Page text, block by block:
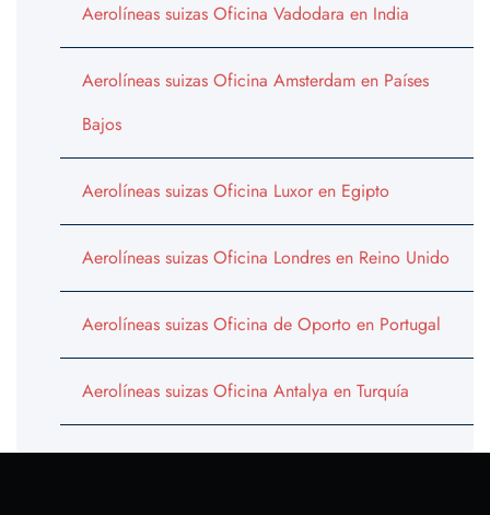
Aerolíneas suizas Oficina Vadodara en India
Aerolíneas suizas Oficina Amsterdam en Países
Bajos
Aerolíneas suizas Oficina Luxor en Egipto
Aerolíneas suizas Oficina Londres en Reino Unido
Aerolíneas suizas Oficina de Oporto en Portugal
Aerolíneas suizas Oficina Antalya en Turquía